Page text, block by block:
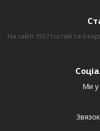
На сайті 1557 гостей та 0
Ми у